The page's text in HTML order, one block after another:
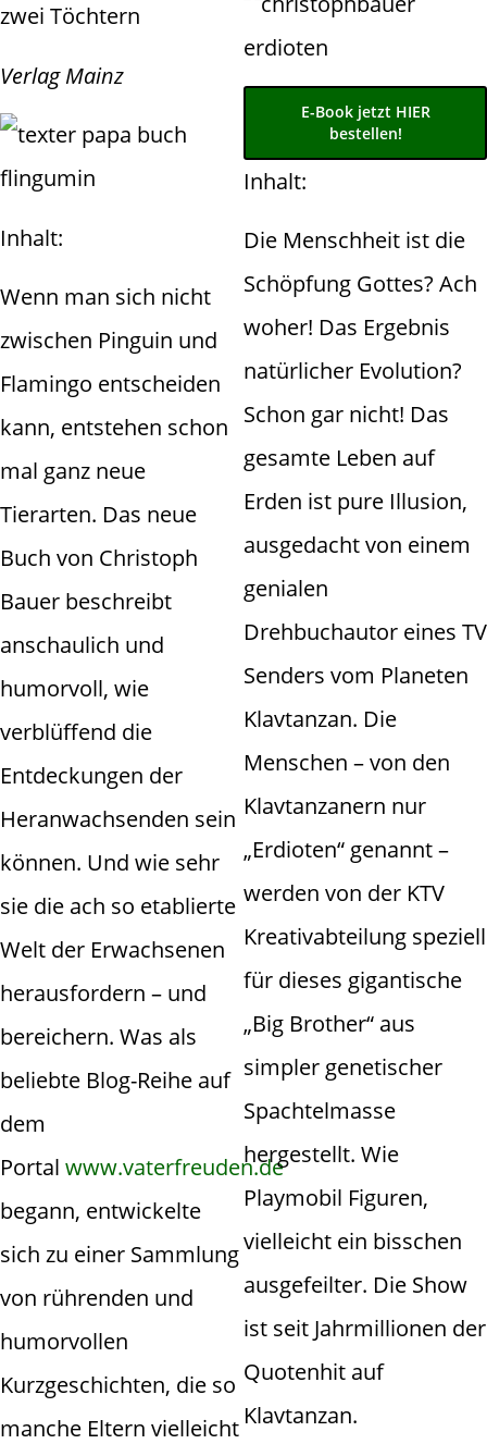
zwei Töchtern
Verlag Mainz
Inhalt:
Wenn man sich nicht
zwischen Pinguin und
Flamingo entscheiden
kann, entstehen schon
mal ganz neue
Tierarten. Das neue
Buch von Christoph
Bauer beschreibt
anschaulich und
humorvoll, wie
verblüffend die
Entdeckungen der
Heranwachsenden sein
können. Und wie sehr
sie die ach so etablierte
Welt der Erwachsenen
herausfordern – und
bereichern. Was als
beliebte Blog-Reihe auf
dem
Portal www.vaterfreuden.de
begann, entwickelte
sich zu einer Sammlung
von rührenden und
humorvollen
Kurzgeschichten, die so
manche Eltern vielleicht
E-Book jetzt HIER
bestellen!
Inhalt:
Die Menschheit ist die
Schöpfung Gottes? Ach
woher! Das Ergebnis
natürlicher Evolution?
Schon gar nicht! Das
gesamte Leben auf
Erden ist pure Illusion,
ausgedacht von einem
genialen
Drehbuchautor eines TV
Senders vom Planeten
Klavtanzan. Die
Menschen – von den
Klavtanzanern nur
„Erdioten“ genannt –
werden von der KTV
Kreativabteilung speziell
für dieses gigantische
„Big Brother“ aus
simpler genetischer
Spachtelmasse
hergestellt. Wie
Playmobil Figuren,
vielleicht ein bisschen
ausgefeilter. Die Show
ist seit Jahrmillionen der
Quotenhit auf
Klavtanzan.